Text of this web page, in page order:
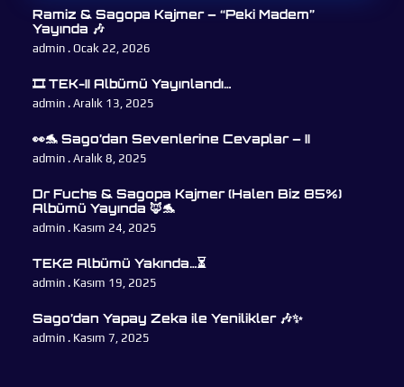
Ramiz & Sagopa Kajmer – “Peki Madem”
Yayında 🎶
admin Ocak 22, 2026
🎞 TEK-II Albümü Yayınlandı…
admin Aralık 13, 2025
👀🐬 Sago’dan Sevenlerine Cevaplar – II
admin Aralık 8, 2025
Dr Fuchs & Sagopa Kajmer (Halen Biz 85%)
Albümü Yayında 🦊🐬
admin Kasım 24, 2025
TEK2 Albümü Yakında…⏳
admin Kasım 19, 2025
Sago’dan Yapay Zeka ile Yenilikler 🎶✨
admin Kasım 7, 2025